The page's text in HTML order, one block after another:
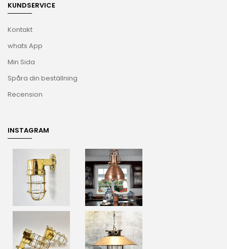
KUNDSERVICE
Kontakt
whats App
Min Sida
Spåra din beställning
Recension
INSTAGRAM